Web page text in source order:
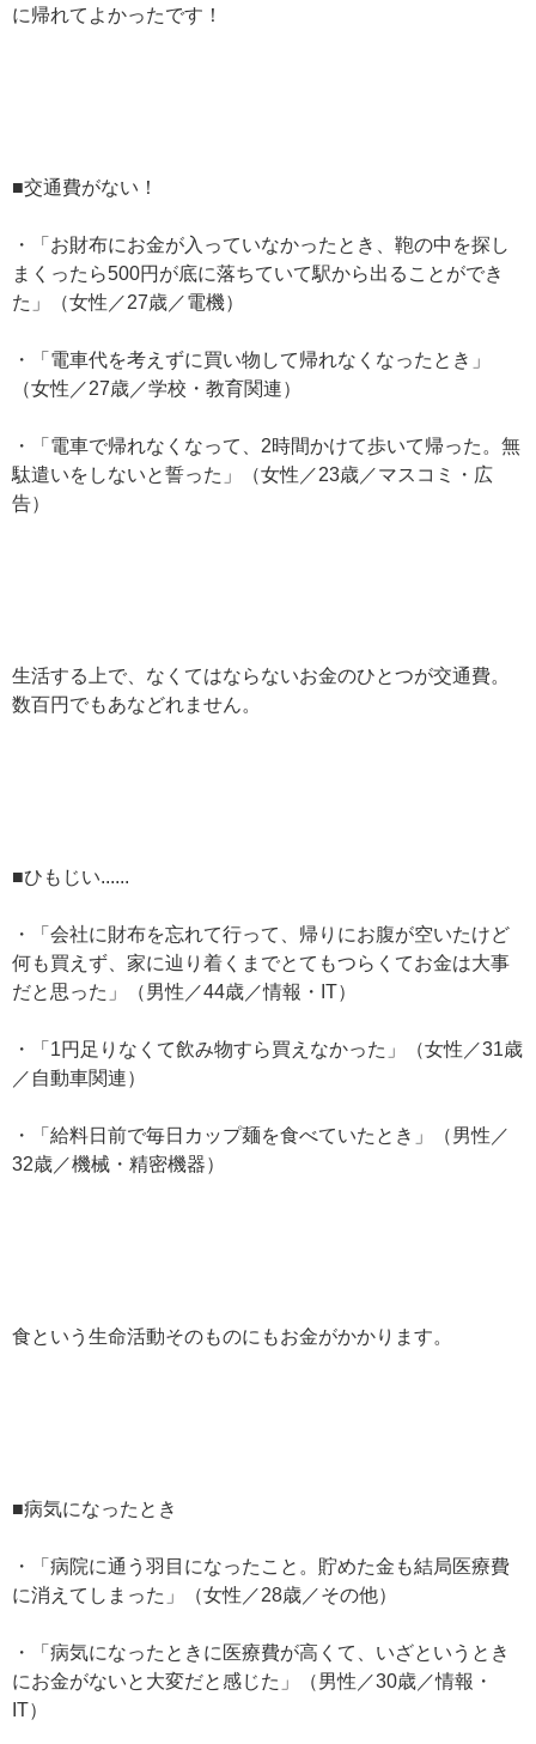
に帰れてよかったです！
■交通費がない！
・「お財布にお金が入っていなかったとき、鞄の中を探し
まくったら500円が底に落ちていて駅から出ることができ
た」（女性／27歳／電機）
・「電車代を考えずに買い物して帰れなくなったとき」
（女性／27歳／学校・教育関連）
・「電車で帰れなくなって、2時間かけて歩いて帰った。無
駄遣いをしないと誓った」（女性／23歳／マスコミ・広
告）
生活する上で、なくてはならないお金のひとつが交通費。
数百円でもあなどれません。
■ひもじい......
・「会社に財布を忘れて行って、帰りにお腹が空いたけど
何も買えず、家に辿り着くまでとてもつらくてお金は大事
だと思った」（男性／44歳／情報・IT）
・「1円足りなくて飲み物すら買えなかった」（女性／31歳
／自動車関連）
・「給料日前で毎日カップ麺を食べていたとき」（男性／
32歳／機械・精密機器）
食という生命活動そのものにもお金がかかります。
■病気になったとき
・「病院に通う羽目になったこと。貯めた金も結局医療費
に消えてしまった」（女性／28歳／その他）
・「病気になったときに医療費が高くて、いざというとき
にお金がないと大変だと感じた」（男性／30歳／情報・
IT）